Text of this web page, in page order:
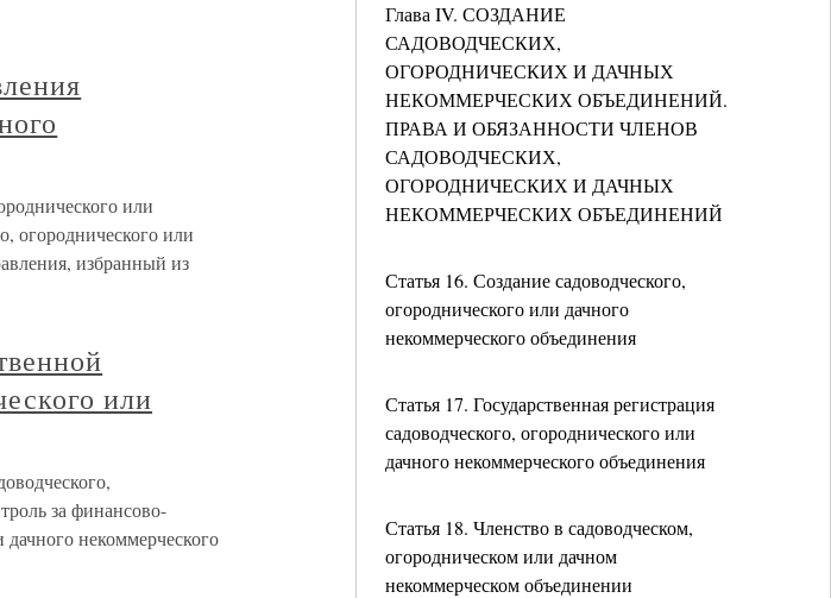
Глава IV. СОЗДАНИЕ
САДОВОДЧЕСКИХ,
ОГОРОДНИЧЕСКИХ И ДАЧНЫХ
НЕКОММЕРЧЕСКИХ ОБЪЕДИНЕНИЙ.
ПРАВА И ОБЯЗАННОСТИ ЧЛЕНОВ
САДОВОДЧЕСКИХ,
ОГОРОДНИЧЕСКИХ И ДАЧНЫХ
НЕКОММЕРЧЕСКИХ ОБЪЕДИНЕНИЙ
Статья 16. Создание садоводческого,
огороднического или дачного
некоммерческого объединения
Статья 17. Государственная регистрация
садоводческого, огороднического или
дачного некоммерческого объединения
Статья 18. Членство в садоводческом,
огородническом или дачном
некоммерческом объединении
или
огороднического или
избранный из
или
за финансово-
дачного некоммерческого